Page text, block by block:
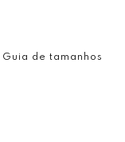
Guia de tamanhos